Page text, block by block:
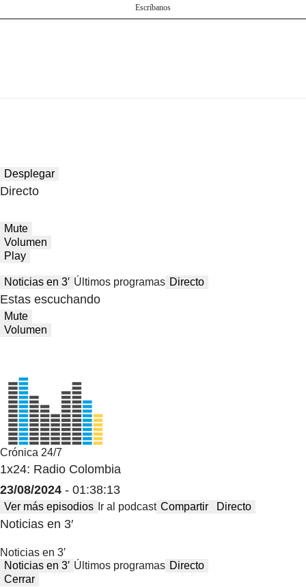
Escríbanos
Desplegar
Directo
Mute
Volumen
Play
Noticias en 3′ Últimos programas Directo
Estas escuchando
Mute
Volumen
Crónica 24/7
1x24: Radio Colombia
23/08/2024 - 01:38:13
Ver más episodios Ir al podcast Compartir Directo
Noticias en 3′
Noticias en 3′
Noticias en 3′ Últimos programas Directo
Cerrar